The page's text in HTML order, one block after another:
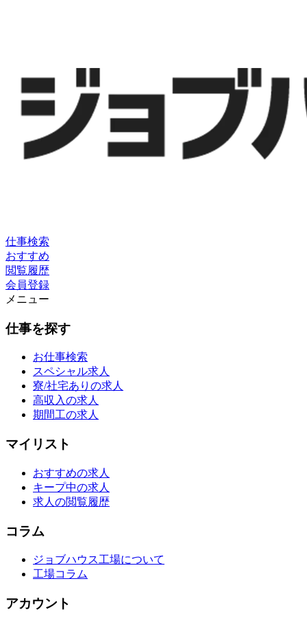
仕事検索
おすすめ
閲覧履歴
会員登録
メニュー
仕事を探す
お仕事検索
スペシャル求人
寮/社宅ありの求人
高収入の求人
期間工の求人
マイリスト
おすすめの求人
キープ中の求人
求人の閲覧履歴
コラム
ジョブハウス工場について
工場コラム
アカウント